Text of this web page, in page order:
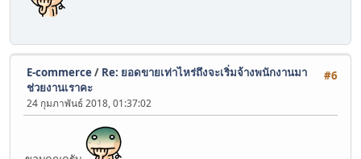
#6
E-commerce/ Re: ยอดขายเท่าไหร่ถึงจะเริ่มจ้างพนักงานมา
ช่วยงานเราคะ
24 กุมภาพันธ์ 2018, 01:37:02